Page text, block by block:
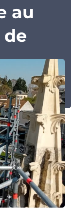
au
de